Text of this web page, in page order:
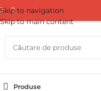
Skip to navigation
Skip to main content
Produse